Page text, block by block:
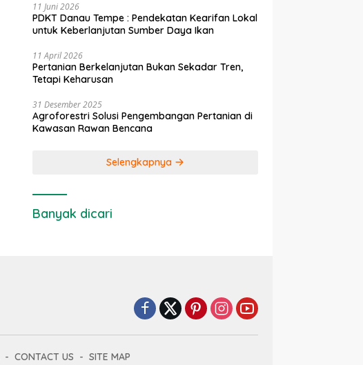
11 Juni 2026
PDKT Danau Tempe : Pendekatan Kearifan Lokal
untuk Keberlanjutan Sumber Daya Ikan
11 April 2026
Pertanian Berkelanjutan Bukan Sekadar Tren,
Tetapi Keharusan
31 Desember 2025
Agroforestri Solusi Pengembangan Pertanian di
Kawasan Rawan Bencana
Selengkapnya
Banyak dicari
CONTACT US SITE MAP